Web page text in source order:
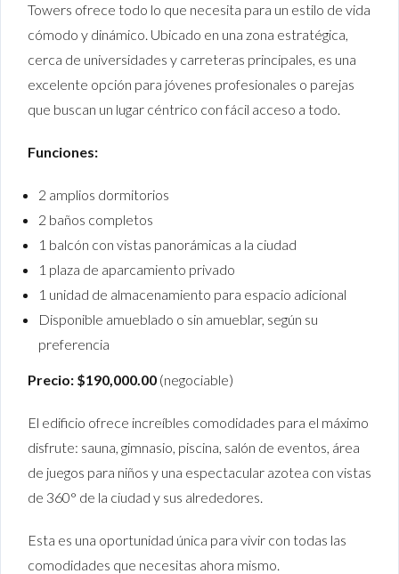
Towers ofrece todo lo que necesita para un estilo de vida
cómodo y dinámico. Ubicado en una zona estratégica,
cerca de universidades y carreteras principales, es una
excelente opción para jóvenes profesionales o parejas
que buscan un lugar céntrico con fácil acceso a todo.
Funciones:
2 amplios dormitorios
2 baños completos
1 balcón con vistas panorámicas a la ciudad
1 plaza de aparcamiento privado
1 unidad de almacenamiento para espacio adicional
Disponible amueblado o sin amueblar, según su
preferencia
Precio: $190,000.00 (negociable)
El edificio ofrece increíbles comodidades para el máximo
disfrute: sauna, gimnasio, piscina, salón de eventos, área
de juegos para niños y una espectacular azotea con vistas
de 360° de la ciudad y sus alrededores.
Esta es una oportunidad única para vivir con todas las
comodidades que necesitas ahora mismo.